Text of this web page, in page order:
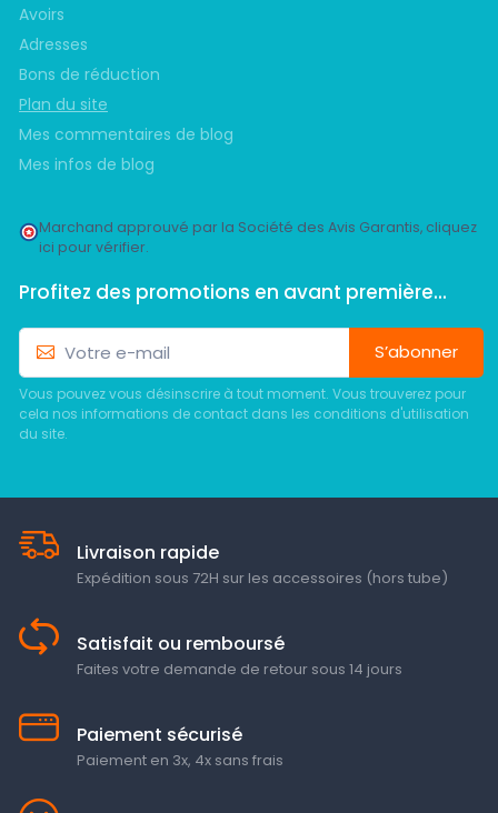
Avoirs
Adresses
Bons de réduction
Plan du site
Mes commentaires de blog
Mes infos de blog
Marchand approuvé par la Société des Avis Garantis, cliquez
ici pour vérifier.
Profitez des promotions en avant première...
S’abonner
Vous pouvez vous désinscrire à tout moment. Vous trouverez pour
cela nos informations de contact dans les conditions d'utilisation
du site.
Livraison rapide
Expédition sous 72H sur les accessoires (hors tube)
Satisfait ou remboursé
Faites votre demande de retour sous 14 jours
Paiement sécurisé
Paiement en 3x, 4x sans frais